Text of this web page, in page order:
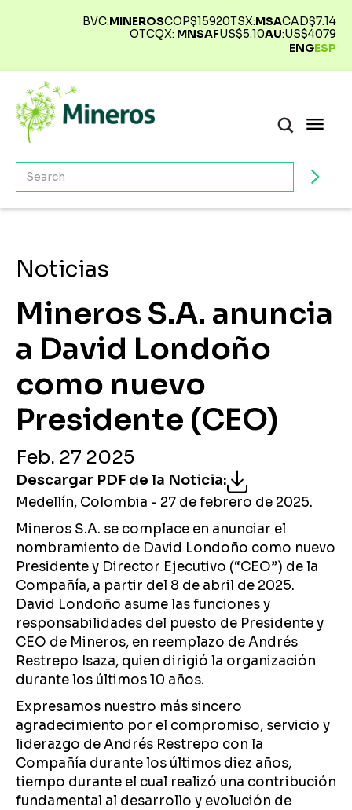
BVC:MINEROSCOP$15920TSX:MSACAD$7.14
OTCQX: MNSAFUS$5.10AU:US$4079
ENGESP
Noticias
Mineros S.A. anuncia
a David Londoño
como nuevo
Presidente (CEO)
Feb. 27 2025
Descargar PDF de la Noticia:
Medellín, Colombia - 27 de febrero de 2025.
Mineros S.A. se complace en anunciar el
nombramiento de David Londoño como nuevo
Presidente y Director Ejecutivo (“CEO”) de la
Compañía, a partir del 8 de abril de 2025.
David Londoño asume las funciones y
responsabilidades del puesto de Presidente y
CEO de Mineros, en reemplazo de Andrés
Restrepo Isaza, quien dirigió la organización
durante los últimos 10 años.
Expresamos nuestro más sincero
agradecimiento por el compromiso, servicio y
liderazgo de Andrés Restrepo con la
Compañía durante los últimos diez años,
tiempo durante el cual realizó una contribución
fundamental al desarrollo y evolución de